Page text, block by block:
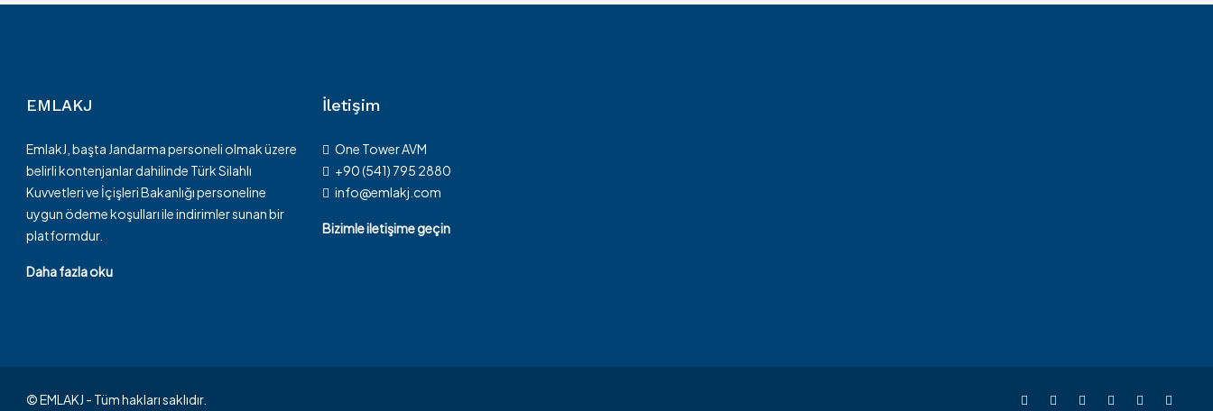
EMLAKJ
EmlakJ, başta Jandarma personeli olmak üzere
belirli kontenjanlar dahilinde Türk Silahlı
Kuvvetleri ve İçişleri Bakanlığı personeline
uygun ödeme koşulları ile indirimler sunan bir
platformdur.
Daha fazla oku
İletişim
One Tower AVM
+90 (541) 795 2880
info@emlakj.com
Bizimle iletişime geçin
© EMLAKJ - Tüm hakları saklıdır.